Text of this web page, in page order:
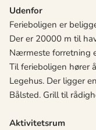
Udenfor
Ferieboligen er
Der er 20000 m til
Nærmeste forretning
Til ferieboligen hører
Legehus. Der ligger
Bålsted. Grill til
Aktivitetsrum